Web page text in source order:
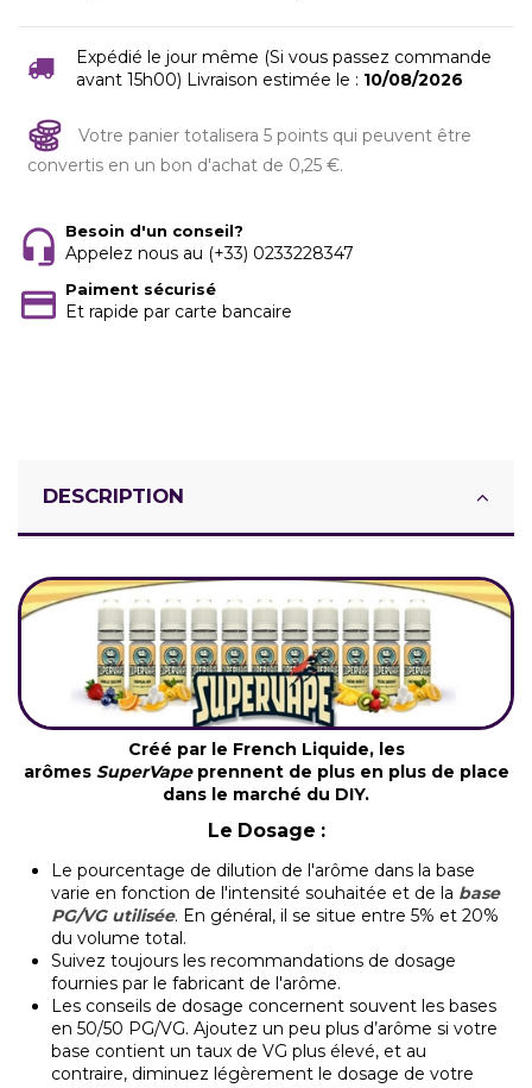
Expédié le jour même (Si vous passez commande
avant 15h00) Livraison estimée le : 10/08/2026
Votre panier totalisera 5 points qui peuvent être
convertis en un bon d'achat de 0,25 €.
Besoin d'un conseil?
Appelez nous au (+33) 0233228347
Paiment sécurisé
Et rapide par carte bancaire
DESCRIPTION
Créé par le French Liquide, les
arômes SuperVapeprennent de plus en plus de place
dans le marché du DIY.
Le Dosage :
Le pourcentage de dilution de l'arôme dans la base
varie en fonction de l'intensité souhaitée et de la base
PG/VG utilisée. En général, il se situe entre 5% et 20%
du volume total.
Suivez toujours les recommandations de dosage
fournies par le fabricant de l'arôme.
Les conseils de dosage concernent souvent les bases
en 50/50 PG/VG. Ajoutez un peu plus d’arôme si votre
base contient un taux de VG plus élevé, et au
contraire, diminuez légèrement le dosage de votre